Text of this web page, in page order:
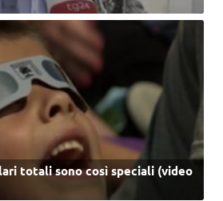
totali sono così speciali (video